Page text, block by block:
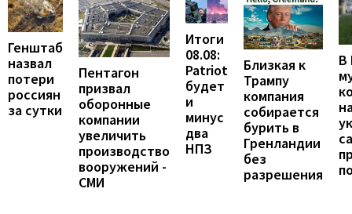
Генштаб
назвал
потери
россиян
за сутки
Пентагон
призвал
оборонные
компании
увеличить
производство
вооружений -
СМИ
Итоги
08.08:
Patriot
будет
и
минус
два
НПЗ
Близкая к
Трампу
компания
собирается
бурить в
Гренландии
без
разрешения
В